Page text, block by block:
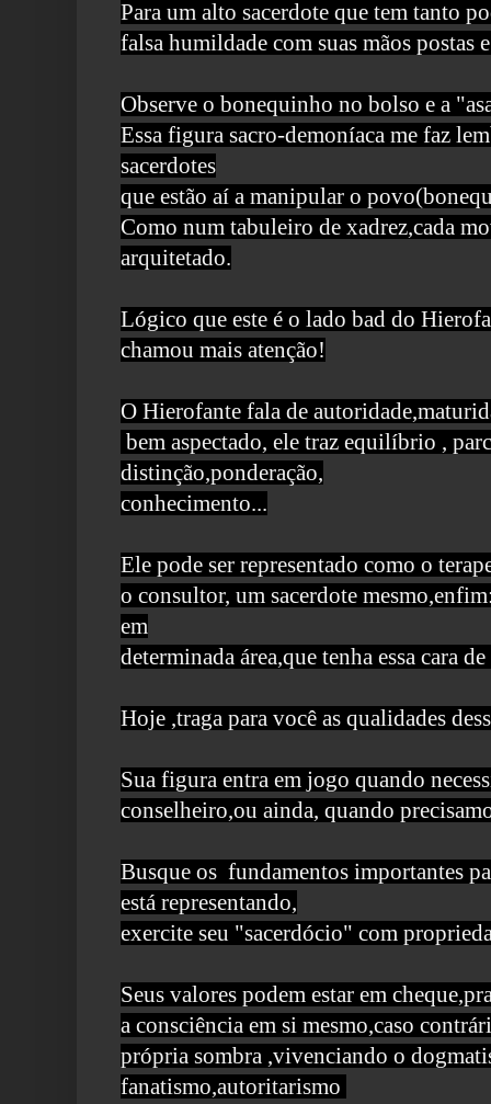
Para um alto sacerdote que tem tanto
falsa humildade com suas mãos postas
Observe o bonequinho no bolso e a
Essa figura sacro-demoníaca me faz
sacerdotes
que estão aí a manipular o
Como num tabuleiro de xadrez,cada
arquitetado.
Lógico que este é o lado bad do
chamou mais atenção!
O Hierofante fala de
bem aspectado, ele traz equilíbrio ,
distinção,ponderação,
conhecimento...
Ele pode ser representado como o
o consultor, um sacerdote
em
determinada área,que tenha essa cara
Hoje ,traga para você as qualidades
Sua figura entra em jogo quando
conselheiro,ou ainda, quando
Busque os fundamentos importantes
está representando,
exercite seu "sacerdócio" com
Seus valores podem estar em
a consciência em si mesmo,caso
própria sombra ,vivenciando o
fanatismo,autoritarismo